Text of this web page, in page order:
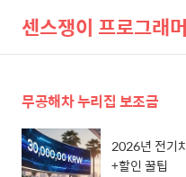
센스쟁이 프로그래
무공해차 누리집 보조금
2026년 전기
+할인 꿀팁